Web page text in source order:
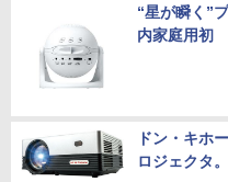
“星が瞬く”
内家庭用初
ドン・キホ
ロジェクタ